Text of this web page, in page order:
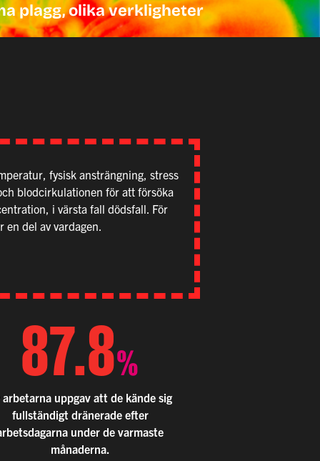
plagg, olika verkligheter
fysisk ansträngning, stress
blodcirkulationen för att försöka
i värsta fall dödsfall. För
en del av vardagen.
87.8%
arbetarna uppgav att de kände sig
fullständigt dränerade efter
under de varmaste
månaderna.